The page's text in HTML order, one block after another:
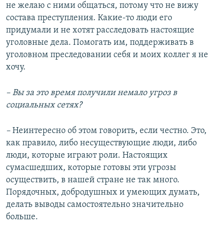
не желаю с ними общаться, потому что не вижу
состава преступления. Какие-то люди его
придумали и не хотят расследовать настоящие
уголовные дела. Помогать им, поддерживать в
уголовном преследовании себя и моих коллег я не
хочу.
– Вы за это время получили немало угроз в
социальных сетях?
– Неинтересно об этом говорить, если честно. Это,
как правило, либо несуществующие люди, либо
люди, которые играют роли. Настоящих
сумасшедших, которые готовы эти угрозы
осуществить, в нашей стране не так много.
Порядочных, добродушных и умеющих думать,
делать выводы самостоятельно значительно
больше.